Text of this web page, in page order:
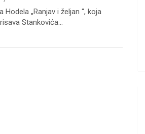
„Rаnjаv i željаn “, kojа
Stаnkovićа…